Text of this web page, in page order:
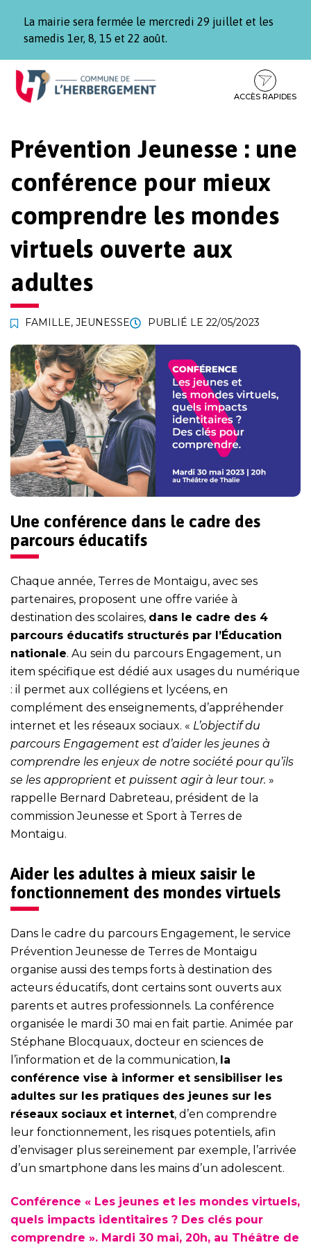
La mairie sera fermée le mercredi 29 juillet et les
samedis 1er, 8, 15 et 22 août.
Aller
Aller
contenu
Aller
pied
ACCÈS RAPIDES
Prévention Jeunesse : une
conférence pour mieux
comprendre les mondes
virtuels ouverte aux
adultes
FAMILLE, JEUNESSE PUBLIÉ LE 22/05/2023
Une conférence dans le cadre des
parcours éducatifs
Chaque année, Terres de Montaigu, avec ses
partenaires, proposent une offre variée à
destination des scolaires, dans le cadre des 4
parcours éducatifs structurés par l’Éducation
nationale. Au sein du parcours Engagement, un
item spécifique est dédié aux usages du numérique
: il permet aux collégiens et lycéens, en
complément des enseignements, d’appréhender
internet et les réseaux sociaux. « L’objectif du
parcours Engagement est d’aider les jeunes à
comprendre les enjeux de notre société pour qu’ils
se les approprient et puissent agir à leur tour. »
rappelle Bernard Dabreteau, président de la
commission Jeunesse et Sport à Terres de
Montaigu.
Aider les adultes à mieux saisir le
fonctionnement des mondes virtuels
Dans le cadre du parcours Engagement, le service
Prévention Jeunesse de Terres de Montaigu
organise aussi des temps forts à destination des
acteurs éducatifs, dont certains sont ouverts aux
parents et autres professionnels. La conférence
organisée le mardi 30 mai en fait partie. Animée par
Stéphane Blocquaux, docteur en sciences de
l’information et de la communication, la
conférence vise à informer et sensibiliser les
adultes sur les pratiques des jeunes sur les
réseaux sociaux et internet, d’en comprendre
leur fonctionnement, les risques potentiels, afin
d’envisager plus sereinement par exemple, l’arrivée
d’un smartphone dans les mains d’un adolescent.
Conférence « Les jeunes et les mondes virtuels,
quels impacts identitaires ? Des clés pour
comprendre ». Mardi 30 mai, 20h, au Théâtre de